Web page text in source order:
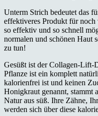
Unterm Strich bedeutet das
effektiveres Produkt für
so effektiv und so schnell
normalen und schönen Haut
zu tun!
Gesüßt ist der Collagen-Lift-
Pflanze ist ein komplett
kalorienfrei ist und keinen
Honigkraut genannt, stammt
Natur aus süß. Ihre Zähne,
werden sich über diese